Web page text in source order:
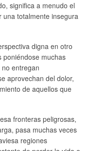
significa a menudo el
una totalmente insegura
digna en otro
poniéndose muchas
entregan
aprovechan del dolor,
de aquellos que
fronteras peligrosas,
pasa muchas veces
regiones